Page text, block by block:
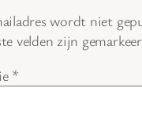
wordt niet
velden zijn
*